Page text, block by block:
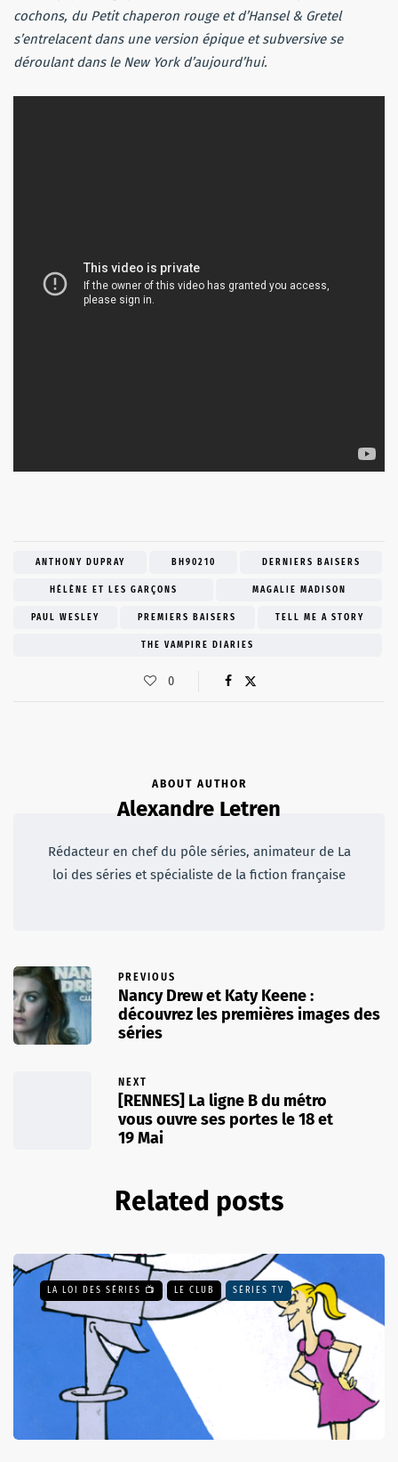
cochons, du Petit chaperon rouge et d’Hansel & Gretel
s’entrelacent dans une version épique et subversive se
déroulant dans le New York d’aujourd’hui.
ANTHONY DUPRAY BH90210 DERNIERS BAISERS
HÉLÈNE ET LES GARÇONS MAGALIE MADISON
PAUL WESLEY PREMIERS BAISERS TELL ME A STORY
THE VAMPIRE DIARIES
0
ABOUT AUTHOR
Alexandre Letren
Rédacteur en chef du pôle séries, animateur de La
loi des séries et spécialiste de la fiction française
PREVIOUS
Nancy Drew et Katy Keene :
découvrez les premières images des
séries
NEXT
[RENNES] La ligne B du métro
vous ouvre ses portes le 18 et
19 Mai
Related posts
LA LOI DES SÉRIES 📺 LE CLUB SÉRIES TV